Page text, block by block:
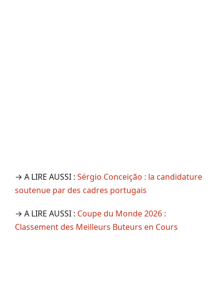
→ A LIRE AUSSI : Sérgio Conceição : la candidature
soutenue par des cadres portugais
→ A LIRE AUSSI : Coupe du Monde 2026 :
Classement des Meilleurs Buteurs en Cours